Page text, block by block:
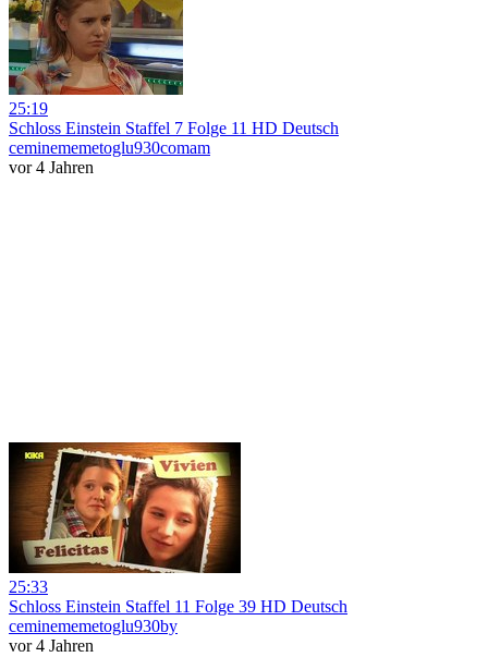
25:19
Schloss Einstein Staffel 7 Folge 11 HD Deutsch
ceminememetoglu930comam
vor 4 Jahren
25:33
Schloss Einstein Staffel 11 Folge 39 HD Deutsch
ceminememetoglu930by
vor 4 Jahren